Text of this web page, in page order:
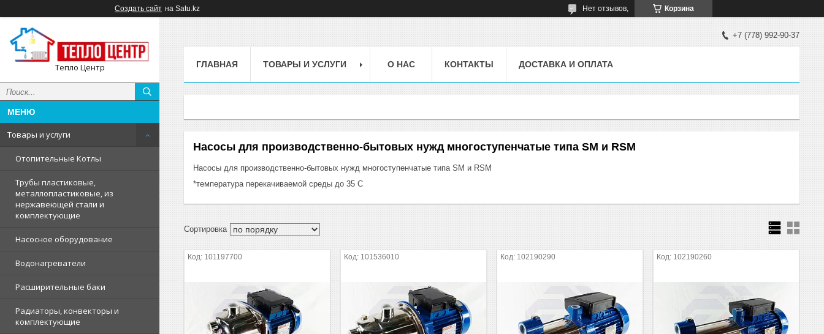
Создать сайт на Satu.kz Корзина
Нет отзывов,
Тепло Центр
Товары и услуги
Отопительные Котлы
Трубы пластиковые,
металлопластиковые, из
нержавеющей стали и
комплектующие
Насосное оборудование
Водонагреватели
Расширительные баки
Радиаторы, конвекторы и
комплектующие
+7 (778) 992-90-37
ГЛАВНАЯ ТОВАРЫ И УСЛУГИ О НАС КОНТАКТЫ ДОСТАВКА И ОПЛАТА
Насосы для производственно-бытовых нужд многоступенчатые типа SM и RSM
Насосы для производственно-бытовых нужд многоступенчатые типа SM и RSM
*температура перекачиваемой среды до 35 С
101197700 101536010 102190290 102190260